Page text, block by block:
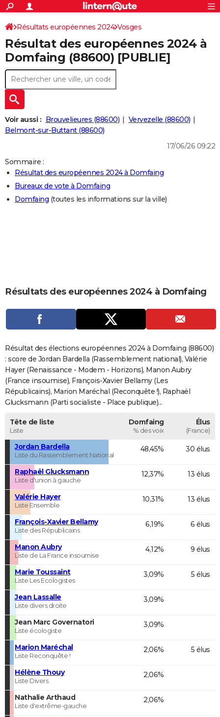
ACTUALITÉS
Politique
Société
Faits Divers
Education
Monde
Villes
+
SPORT
Coupe du monde 2026
Football
Tennis
Cyclisme
Rugby
Forum
Programme TV
TNT
Streaming
Cinéma
Sorties cinéma
Musique
+
FINANCE
Retraite
Impôts
Epargne
Immobilier
Risques naturels par ville
Banque
Assurance
Crédit
AUTO
Essais
Réserver un essai
Citadines
Berlines
SUV
Forum auto
+
HIGH-TECH
Mobiles
Meilleur smartphone
Internet
Ordinateurs
Jeux vidéo
Guide high-tech
+
BRICOLAGE
Guides de France
Escapades
Patrimoine
Expositions
Musées
Week-end nature
LIFESTYLE
Art de vivre
Bien-être
Loisirs
Mode
Modes de vie
CARTE DE VOEUX
Carte de Noël
Carte Bonne année
Carte Saint-Valentin
Carte Pâques
Carte d'anniversaire
DICTIONNAIRE
Dictionnaire
Biographies
Citations
Expressions
Proverbes
PROGRAMME TV
COPAINS D'AVANT
S'inscrire
Se connecter
Lycées
Collèges
Primaires
Universités
Entreprises
Service militaire
Avis de recherche
AVIS DE DÉCÈS
FORUM
S'inscrire
Connexion
Résultats européennes 2024 Vosges
Résultat des européennes 2024 à
Domfaing (88600) [PUBLIE]
Voir aussi : Brouvelieures (88600)
Vervezelle (88600)
Belmont-sur-Buttant (88600)
17/06/26 09:22
Sommaire :
Résultat des européennes 2024 à Domfaing
Bureaux de vote à Domfaing
Domfaing (toutes les informations sur la ville)
Résultats des européennes 2024 à Domfaing
Résultat des élections européennes 2024 à Domfaing (88600)
: score de Jordan Bardella (Rassemblement national), Valérie
Hayer (Renaissance - Modem - Horizons), Manon Aubry
(France insoumise), François-Xavier Bellamy (Les
Républicains), Marion Maréchal (Reconquête !), Raphaël
Glucksmann (Parti socialiste - Place publique)...
Tête de liste
Liste
Domfaing
% des voix
Élus
(France)
Jordan Bardella
Liste du Rassemblement National
48,45% 30 élus
Raphaël Glucksmann
Liste d'union à gauche
12,37% 13 élus
Valérie Hayer
Liste Ensemble
10,31% 13 élus
François-Xavier Bellamy
Liste des Républicains
6,19% 6 élus
Manon Aubry
Liste de La France insoumise
4,12% 9 élus
Marie Toussaint
Liste Les Ecologistes
3,09% 5 élus
Jean Lassalle
Liste divers droite
3,09%
Jean Marc Governatori
Liste écologiste
3,09%
Marion Maréchal
Liste Reconquête !
2,06% 5 élus
Hélène Thouy
Liste Divers
2,06%
Nathalie Arthaud
Liste d'extrême-gauche
2,06%